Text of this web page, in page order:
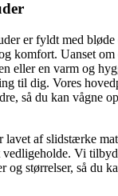
er fyldt med
komfort. Uanset om
eller en varm og
til dig. Vores
så du kan vågne
lavet af slidstærke
vedligeholde. Vi
og størrelser, så du